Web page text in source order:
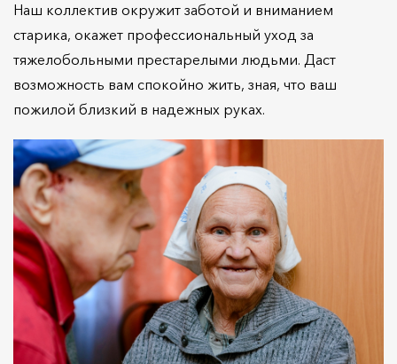
Наш коллектив окружит заботой и вниманием
старика, окажет профессиональный уход за
тяжелобольными престарелыми людьми. Даст
возможность вам спокойно жить, зная, что ваш
пожилой близкий в надежных руках.